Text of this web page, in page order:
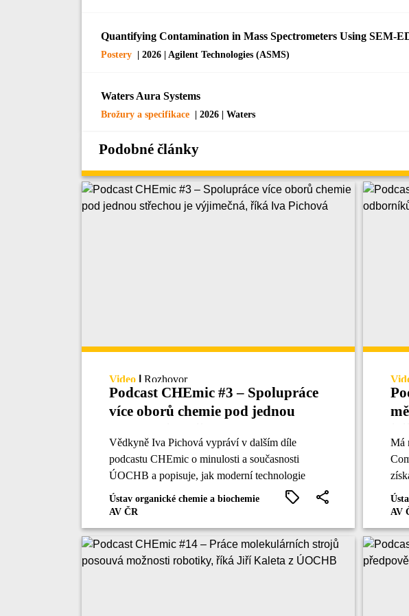
Quantifying Contamination in Mass Spectrometers Using SEM-
Postery | 2026 | Agilent Technologies (ASMS)
Waters Aura Systems
Brožury a specifikace | 2026 | Waters
Podobné články
Video Rozhovor
Podcast CHEmic #3 – Spolupráce
více oborů chemie pod jednou
Pichová
Vědkyně Iva Pichová vypráví v dalším díle
podcastu CHEmic o minulosti a současnosti
ÚOCHB a popisuje, jak moderní technologie
akcelerují vědecký výzkum.
Ústav organické chemie a biochemie
AV ČR
Má
AV